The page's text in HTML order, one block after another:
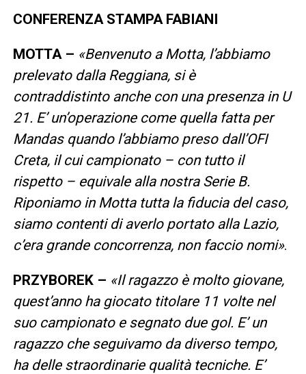
CONFERENZA STAMPA FABIANI
MOTTA – «Benvenuto a Motta, l’abbiamo
prelevato dalla Reggiana, si è
contraddistinto anche con una presenza in U
21. E’ un’operazione come quella fatta per
Mandas quando l’abbiamo preso dall’OFI
Creta, il cui campionato – con tutto il
rispetto – equivale alla nostra Serie B.
Riponiamo in Motta tutta la fiducia del caso,
siamo contenti di averlo portato alla Lazio,
c’era grande concorrenza, non faccio nomi».
PRZYBOREK – «Il ragazzo è molto giovane,
quest’anno ha giocato titolare 11 volte nel
suo campionato e segnato due gol. E’ un
ragazzo che seguivamo da diverso tempo,
ha delle straordinarie qualità tecniche. E’